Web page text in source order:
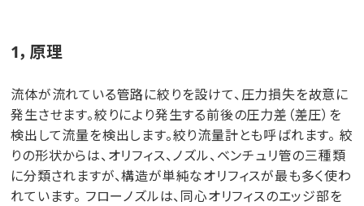
1，原理
流体が流れている管路に絞りを設けて、圧力損失を故意に
発生させます。絞りにより発生する前後の圧力差（差圧）を
検出して流量を検出します。絞り流量計とも呼ばれます。 絞
りの形状からは、オリフィス、ノズル、ベンチュリ管の三種類
に分類されますが、構造が単純なオリフィスが最も多く使わ
れています。 フローノズルは、同心オリフィスのエッジ部を